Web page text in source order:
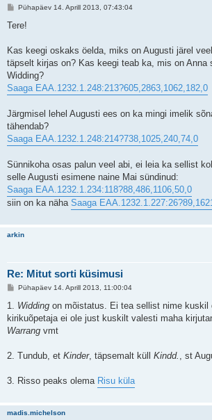
P
s
t
s
Pühapäev 14. Aprill 2013, 07:43:04
Tere!
Kas keegi oskaks öelda, miks on Augusti järel
täpselt kirjas on? Kas keegi teab ka, mis on Anna
Widding?
Saaga EAA.1232.1.248:213?605,2863,1062,182,0
Järgmisel lehel Augusti ees on ka mingi imelik
tähendab?
Saaga EAA.1232.1.248:214?738,1025,240,74,0
Sünnikoha osas palun veel abi, ei leia ka sellist
selle Augusti esimene naine Mai sündinud:
Saaga EAA.1232.1.234:118?88,486,1106,50,0
siin on ka näha Saaga
arkin
Re: Mitut sorti küsimusi
P
s
i
t
Pühapäev 14. Aprill 2013, 11:00:04
1. Widding on mõistatus. Ei tea sellist nime kuskil
kirikuõpetaja ei ole just kuskilt valesti maha
Warrang vmt
2. Tundub, et Kinder, täpsemalt küll Kindd. , st
3. Risso peaks olema Risu küla
madis.michelson